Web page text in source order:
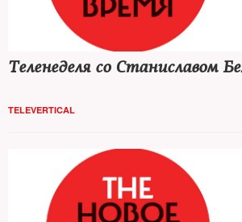
Теленеделя со
TELEVERTICAL